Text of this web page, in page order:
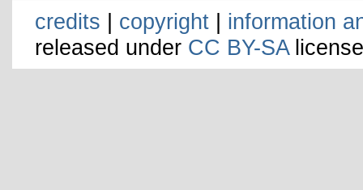
credits | copyright | information
released under CC BY-SA